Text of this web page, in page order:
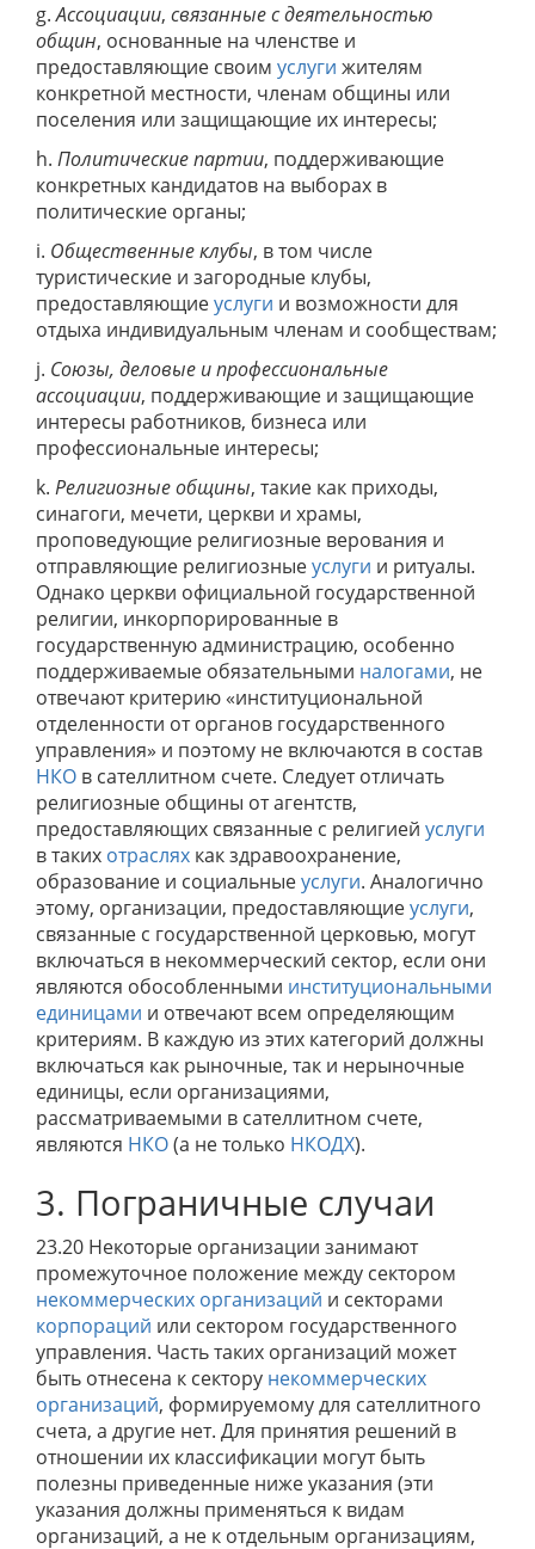
g.Ассоциации, связанные с деятельностью
общин, основанные на членстве и
предоставляющие своим услуги жителям
конкретной местности, членам общины или
поселения или защищающие их интересы;
h. Политические партии, поддерживающие
конкретных кандидатов на выборах в
политические органы;
i. Общественные клубы, в том числе
туристические и загородные клубы,
предоставляющиеуслуги и возможности для
отдыха индивидуальным членам и сообществам;
j. Союзы, деловые и профессиональные
ассоциации, поддерживающие и защищающие
интересы работников, бизнеса или
профессиональные интересы;
k. Религиозные общины, такие как приходы,
синагоги, мечети, церкви и храмы,
проповедующие религиозные верования и
отправляющие религиозныеуслуги и ритуалы.
Однако церкви официальной государственной
религии, инкорпорированные в
государственную администрацию, особенно
поддерживаемые обязательными налогами, не
отвечают критерию «институциональной
отделенности от органов государственного
управления» и поэтому не включаются в состав
НКО в сателлитном счете. Следует отличать
религиозные общины от агентств,
предоставляющих связанные с религией услуги
в таких отраслях как здравоохранение,
образование и социальныеуслуги. Аналогично
этому, организации, предоставляющиеуслуги,
связанные с государственной церковью, могут
включаться в некоммерческий сектор, если они
являются обособленными институциональными
единицами и отвечают всем определяющим
критериям. В каждую из этих категорий должны
включаться как рыночные, так и нерыночные
единицы, если организациями,
рассматриваемыми в сателлитном счете,
являются НКО(а не только НКОДХ).
3. Пограничные случаи
23.20 Некоторые организации занимают
промежуточное положение между сектором
некоммерческих организаций и секторами
корпораций или сектором государственного
управления. Часть таких организаций может
быть отнесена к сектору некоммерческих
организаций, формируемому для сателлитного
счета, а другие нет. Для принятия решений в
отношении их классификации могут быть
полезны приведенные ниже указания (эти
указания должны применяться к видам
организаций, а не к отдельным организациям,